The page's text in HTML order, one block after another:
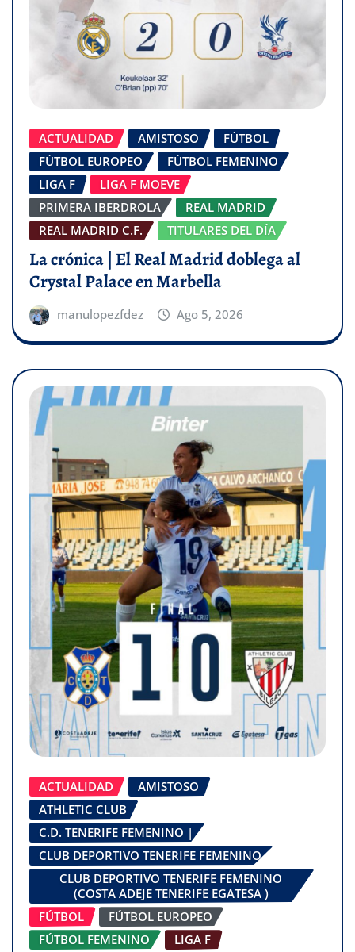
ACTUALIDAD AMISTOSO
FÚTBOL
FÚTBOL EUROPEO
FÚTBOL FEMENINO
LIGA F
LIGA F MOEVE
PRIMERA IBERDROLA
REAL MADRID
REAL MADRID C.F.
TITULARES DEL DÍA
La crónica | El Real Madrid doblega al
Crystal Palace en Marbella
manulopezfdez Ago 5, 2026
ACTUALIDAD
AMISTOSO
ATHLETIC CLUB
C.D. TENERIFE FEMENINO |
CLUB DEPORTIVO TENERIFE FEMENINO
CLUB DEPORTIVO TENERIFE FEMENINO
(COSTA ADEJE TENERIFE EGATESA )
FÚTBOL
FÚTBOL EUROPEO
FÚTBOL FEMENINO
LIGA F